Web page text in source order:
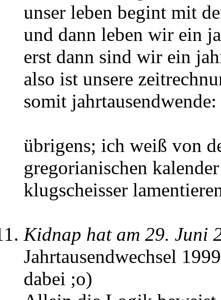
unser leben begint mit
und dann leben wir ein
erst dann sind wir ein
also ist unsere
somit
übrigens; ich weiß von
gregorianischen
klugscheisser
Kidnap hat am 29. Juni
Jahrtausendwechsel
dabei ;o)